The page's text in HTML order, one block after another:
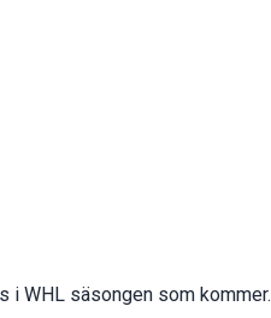
i WHL säsongen som kommer.